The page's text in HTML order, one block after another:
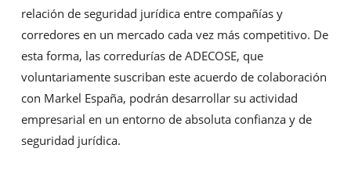
relación de seguridad jurídica entre compañías y
corredores en un mercado cada vez más competitivo. De
esta forma, las corredurías de ADECOSE, que
voluntariamente suscriban este acuerdo de colaboración
con Markel España, podrán desarrollar su actividad
empresarial en un entorno de absoluta confianza y de
seguridad jurídica.